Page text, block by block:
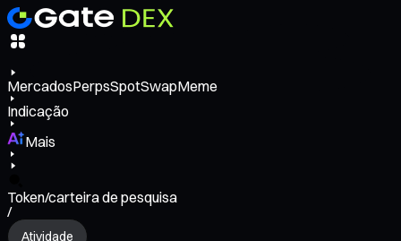
MercadosPerpsSpotSwapMeme
Indicação
Mais
Token/carteira de pesquisa
/
Atividade